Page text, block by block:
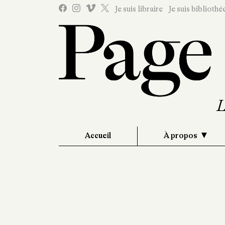
Je suis libraire Je suis
Accueil À propos